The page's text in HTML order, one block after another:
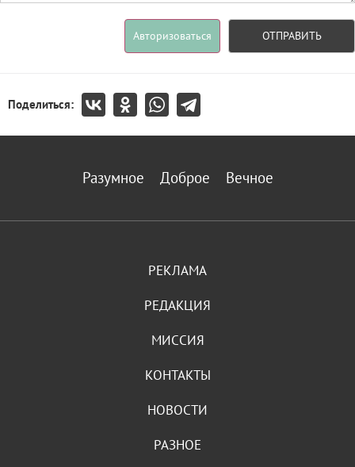
Авторизоваться ОТПРАВИТЬ
Поделиться:
Разумное Доброе Вечное
РЕКЛАМА
РЕДАКЦИЯ
МИССИЯ
КОНТАКТЫ
НОВОСТИ
РАЗНОЕ